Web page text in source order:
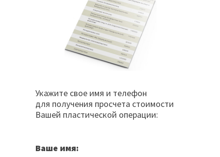
Укажите свое имя и телефон
для получения просчета стоимости
Вашей пластической операции:
Ваше имя: